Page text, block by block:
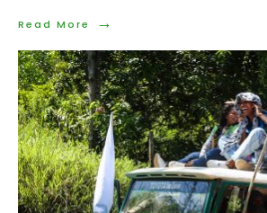
Read More →
Read
Semilleros
de
dignidad
en
la
Comuna
8
de
Medellín